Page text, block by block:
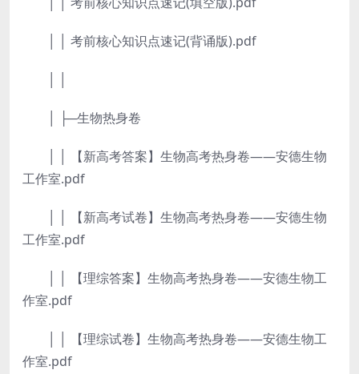
│ │ 考前核心知识点速记(背诵版).pdf
│ ├─生物热身卷
│ │ 【新高考答案】生物高考热身卷——安德生物
工作室.pdf
│ │ 【新高考试卷】生物高考热身卷——安德生物
工作室.pdf
│ │ 【理综答案】生物高考热身卷——安德生物工
作室.pdf
│ │ 【理综试卷】生物高考热身卷——安德生物工
作室.pdf